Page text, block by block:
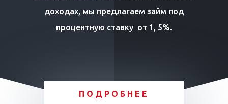
доходах, мы предлагаем займ под
процентную ставку от 1, 5%.
ПОДРОБНЕЕ